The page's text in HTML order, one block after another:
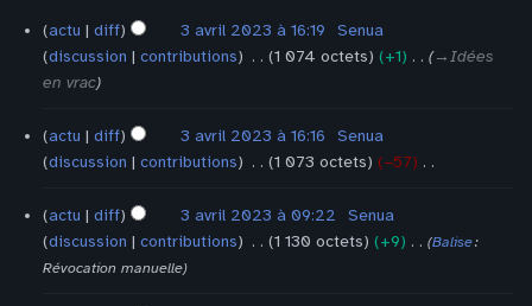
s
i
o
n
i
c
a
i
o
s
o
d
i
i
c
t
i
o
d
e
s
o
d
f
i
c
s
u
m
d
e
m
o
d
u
n
r
s
u
é
d
e
avril
2023
actu diff 3 avril 2023 à 16:19
Senua
discussion
contributions 1 074 octets +1
→‎Idées
en vrac
actu diff 3 avril 2023 à 16:16
Senua
discussion
contributions 1 073 octets −57
u
c
u
actu diff 3 avril 2023 à 09:22
Senua
discussion
contributions 1 130 octets +9
A
Balise:
Révocation manuelle